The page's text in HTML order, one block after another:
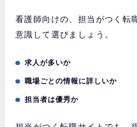
看護師向けの、担当がつく転
意識して選びましょう。
求人が多いか
職場ごとの情報に詳しいか
担当者は優秀か